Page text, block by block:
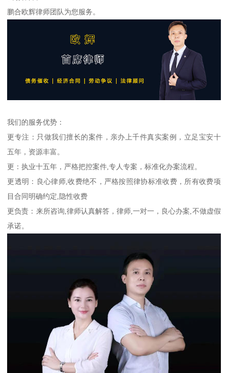
鹏合欧辉律师团队为您服务。
我们的服务优势：
更专注：只做我们擅长的案件，亲办上千件真实案例，立足宝安十
五年，资源丰富。
更：执业十五年，严格把控案件,专人专案，标准化办案流程。
更透明：良心律师,收费绝不，严格按照律协标准收费，所有收费项
目合同明确约定,隐性收费
更负责：来所咨询,律师认真解答，律师,一对一，良心办案,不做虚假
承诺。